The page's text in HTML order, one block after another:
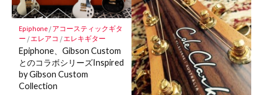
Epiphone/ アコースティックギタ
ー / エレアコ / エレキギター
Epiphone、Gibson Custom
とのコラボシリーズInspired
by Gibson Custom
Collection